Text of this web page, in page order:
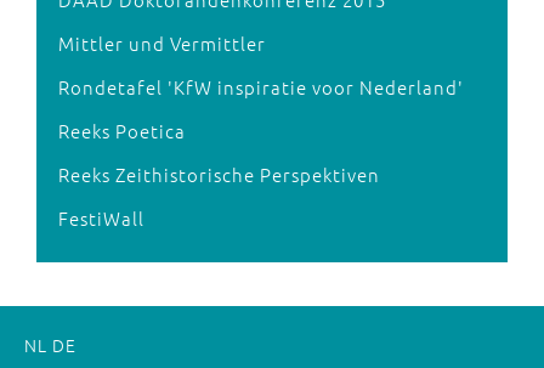
Mittler und Vermittler
Rondetafel 'KfW inspiratie voor Nederland'
Reeks Poetica
Reeks Zeithistorische Perspektiven
FestiWall
NL DE